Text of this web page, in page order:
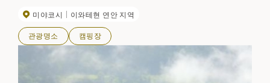
수 있다. 낚시의 거점에도 최적입니다. 【기간】4월~10월
미야코시 이와테현 연안 지역
관광명소 캠핑장